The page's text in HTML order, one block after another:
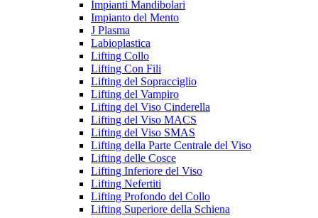
Impianti Mandibolari
Impianto del Mento
J Plasma
Labioplastica
Lifting Collo
Lifting Con Fili
Lifting del Sopracciglio
Lifting del Vampiro
Lifting del Viso Cinderella
Lifting del Viso MACS
Lifting del Viso SMAS
Lifting della Parte Centrale del Viso
Lifting delle Cosce
Lifting Inferiore del Viso
Lifting Nefertiti
Lifting Profondo del Collo
Lifting Superiore della Schiena